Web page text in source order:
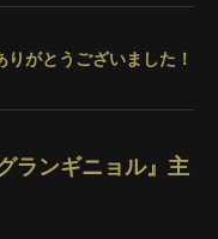
がとうございました！
ランギニョル』主